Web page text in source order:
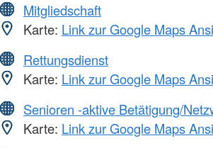
Mitgliedschaft
Karte: Link zur Google Maps
Rettungsdienst
Karte: Link zur Google Maps
Senioren -aktive Betätigung/
Karte: Link zur Google Maps